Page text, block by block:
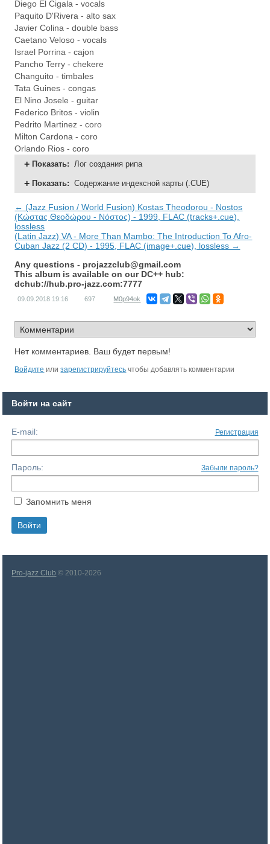
Diego El Cigala - vocals
Paquito D'Rivera - alto sax
Javier Colina - double bass
Caetano Veloso - vocals
Israel Porrina - cajon
Pancho Terry - chekere
Changuito - timbales
Tata Guines - congas
El Nino Josele - guitar
Federico Britos - violin
Pedrito Martinez - coro
Milton Cardona - coro
Orlando Rios - coro
Показать: Лог создания рипа
Показать: Содержание индексной карты (.CUE)
← (Jazz Fusion / World Fusion) Kostas Theodorou - Nostos
(Κώστας Θεοδώρου - Νόστος) - 1999, FLAC (tracks+.cue),
lossless
(Latin Jazz) VA - More Than Mambo: The Introduction To Afro-
Cuban Jazz (2 CD) - 1995, FLAC (image+.cue), lossless →
Any questions - projazzclub@gmail.com
This album is available on our DC++ hub:
dchub://hub.pro-jazz.com:7777
09.09.2018 19:16 697 M0p94ok
Нет комментариев. Ваш будет первым!
Войдите илизарегистрируйтесь чтобы добавлять комментарии
Войти на сайт
E-mail: Регистрация
Пароль: Забыли пароль?
Запомнить меня
Pro-jazz Club © 2010-2026